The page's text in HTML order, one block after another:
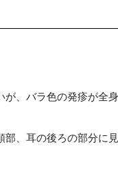
、バラ色の発疹が全
、耳の後ろの部分に